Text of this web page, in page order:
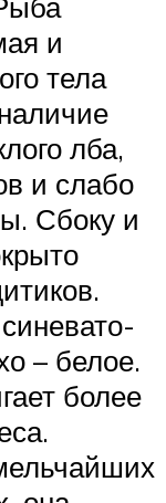
и
тела
лба,
и слабо
Сбоку и
– белое.
более